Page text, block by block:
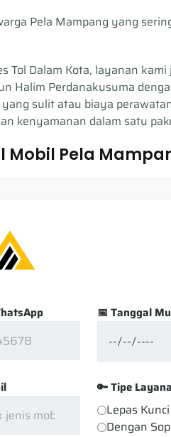
Pela Mampang yang
Tol Dalam Kota, layanan
Halim Perdanakusuma
sulit atau biaya
kenyamanan dalam satu
Mobil Pela
📅 Tanggal
🔑 Tipe
Lepas Kunci
Dengan